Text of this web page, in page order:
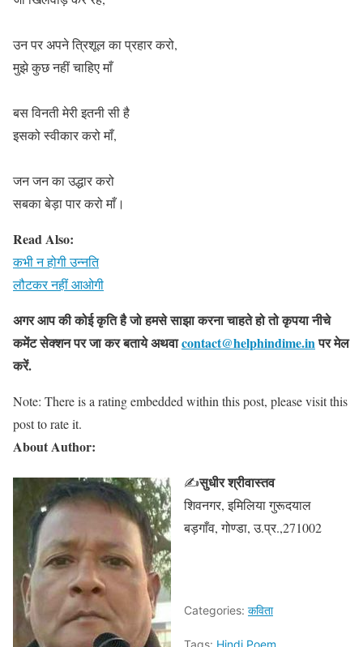
उन पर अपने त्रिशूल का प्रहार करो,
मुझे कुछ नहीं चाहिए माँ
बस विनती मेरी इतनी सी है
इसको स्वीकार करो माँ,
जन जन का उद्धार करो
सबका बेड़ा पार करो माँ।
Read Also:
कभी न होगी उन्नति
लौटकर नहीं आओगी
अगर आप की कोई कृति है जो हमसे साझा करना चाहते हो तो कृपया नीचे
कमेंट सेक्शन पर जा कर बतायेअथवाcontact@helphindime.inपर मेल
करें.
Note: There is a rating embedded within this post, please visit this
post to rate it.
About Author:
✍सुधीर श्रीवास्तव
शिवनगर, इमिलिया गुरूदयाल
बड़गाँव, गोण्डा, उ.प्र.,271002
Categories: कविता
Tags: Hindi Poem